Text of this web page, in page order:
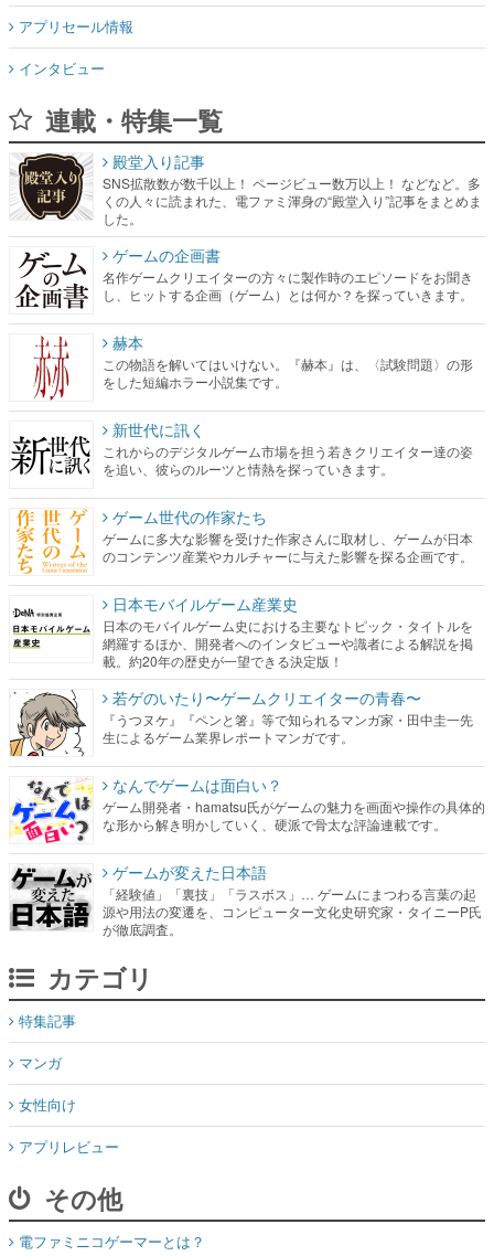
アプリセール情報
インタビュー
連載・特集一覧
殿堂入り記事
SNS拡散数が数千以上！ ページビュー数万以上！ などなど。多
くの人々に読まれた、電ファミ渾身の“殿堂入り”記事をまとめま
した。
ゲームの企画書
名作ゲームクリエイターの方々に製作時のエピソードをお聞き
し、ヒットする企画（ゲーム）とは何か？を探っていきます。
赫本
この物語を解いてはいけない。『赫本』は、〈試験問題〉の形
をした短編ホラー小説集です。
新世代に訊く
これからのデジタルゲーム市場を担う若きクリエイター達の姿
を追い、彼らのルーツと情熱を探っていきます。
ゲーム世代の作家たち
ゲームに多大な影響を受けた作家さんに取材し、ゲームが日本
のコンテンツ産業やカルチャーに与えた影響を探る企画です。
日本モバイルゲーム産業史
日本のモバイルゲーム史における主要なトピック・タイトルを
網羅するほか、開発者へのインタビューや識者による解説を掲
載。約20年の歴史が一望できる決定版！
若ゲのいたり〜ゲームクリエイターの青春〜
『うつヌケ』『ペンと箸』等で知られるマンガ家・田中圭一先
生によるゲーム業界レポートマンガです。
なんでゲームは面白い？
ゲーム開発者・hamatsu氏がゲームの魅力を画面や操作の具体的
な形から解き明かしていく、硬派で骨太な評論連載です。
ゲームが変えた日本語
「経験値」「裏技」「ラスボス」… ゲームにまつわる言葉の起
源や用法の変遷を、コンピューター文化史研究家・タイニーP氏
が徹底調査。
カテゴリ
特集記事
マンガ
女性向け
アプリレビュー
その他
電ファミニコゲーマーとは？